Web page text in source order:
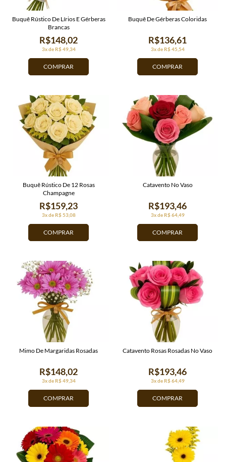
COMPRAR
3x de R$ 49,34
R$148,02
Buquê Rústico De Lírios E Gérberas
Brancas
COMPRAR
3x de R$ 45,54
R$136,61
Buquê De Gérberas Coloridas
COMPRAR
3x de R$ 53,08
R$159,23
Buquê Rústico De 12 Rosas
Champagne
COMPRAR
3x de R$ 64,49
R$193,46
Catavento No Vaso
COMPRAR
3x de R$ 49,34
R$148,02
Mimo De Margaridas Rosadas
COMPRAR
3x de R$ 64,49
R$193,46
Catavento Rosas Rosadas No Vaso